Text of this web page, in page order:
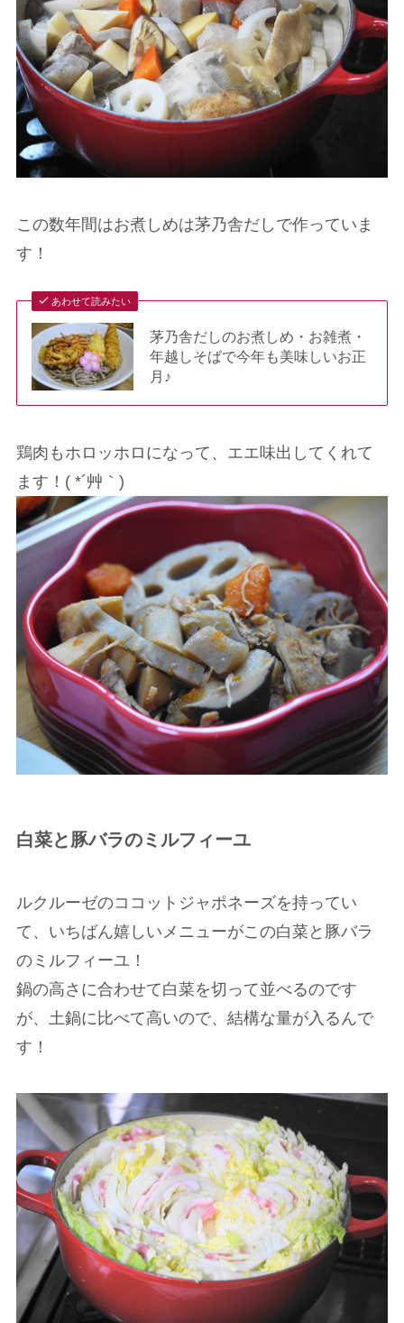
この数年間はお煮しめは茅乃舎だしで作っていま
す！
あわせて読みたい
茅乃舎だしのお煮しめ・お雑煮・
年越しそばで今年も美味しいお正
月♪
鶏肉もホロッホロになって、エエ味出してくれて
ます！( *´艸｀)
白菜と豚バラのミルフィーユ
ルクルーゼのココットジャポネーズを持ってい
て、いちばん嬉しいメニューがこの白菜と豚バラ
のミルフィーユ！
鍋の高さに合わせて白菜を切って並べるのです
が、土鍋に比べて高いので、結構な量が入るんで
す！